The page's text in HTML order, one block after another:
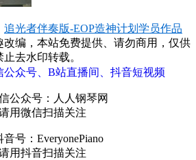
追光者伴奏版-EOP造神计划学员作品
编，本站免费提供、请勿商用，仅供
去水印转载。
公众号、B站直播间、抖音短视频
公众号：人人钢琴网
用微信扫描关注
音号：EveryonePiano
用抖音扫描关注